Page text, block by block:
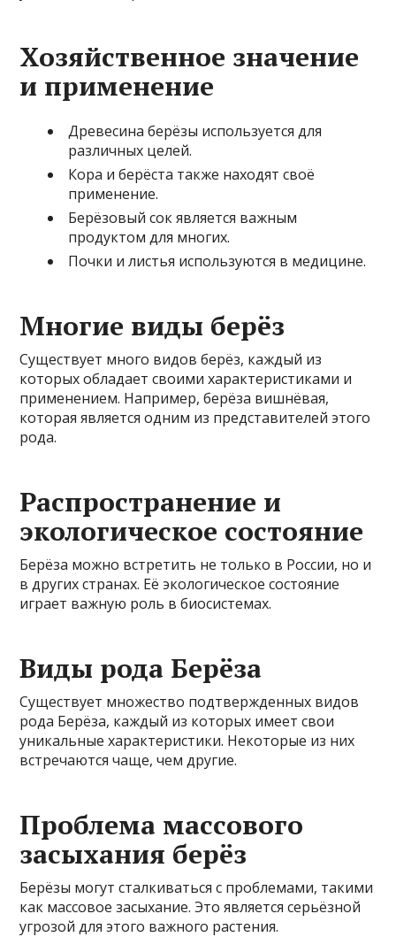
Хозяйственное значение
и применение
Древесина берёзы используется для
различных целей.
Кора и берёста также находят своё
применение.
Берёзовый сок является важным
продуктом для многих.
Почки и листья используются в медицине.
Многие виды берёз
Существует много видов берёз, каждый из
которых обладает своими характеристиками и
применением. Например, берёза вишнёвая,
которая является одним из представителей этого
рода.
Распространение и
экологическое состояние
Берёза можно встретить не только в России, но и
в других странах. Её экологическое состояние
играет важную роль в биосистемах.
Виды рода Берёза
Существует множество подтвержденных видов
рода Берёза, каждый из которых имеет свои
уникальные характеристики. Некоторые из них
встречаются чаще, чем другие.
Проблема массового
засыхания берёз
Берёзы могут сталкиваться с проблемами, такими
как массовое засыхание. Это является серьёзной
угрозой для этого важного растения.